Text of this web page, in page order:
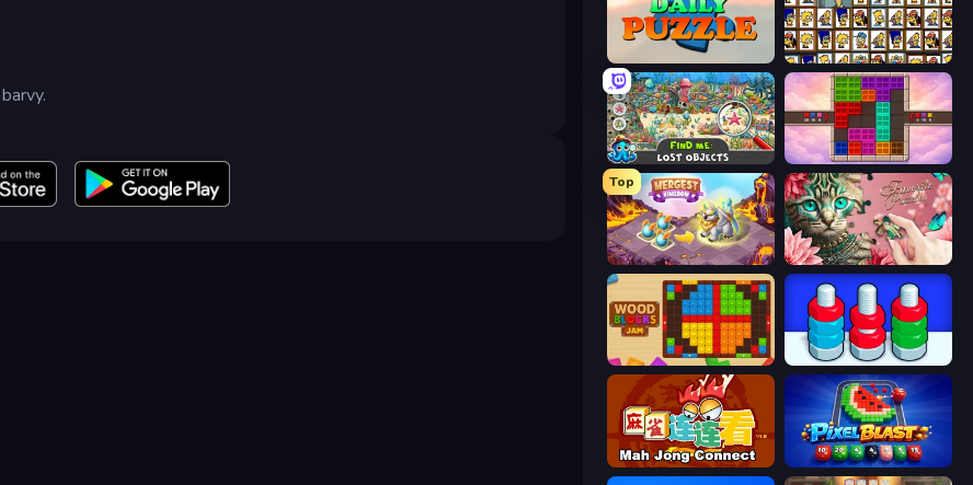
Daily Puzzle Tiles of the Simpsons
Find Me: Lost Objects Color Cube Puzzle
Top
Mergest Kingdom Favorite Puzzles
Wood Blocks Jam
Mahjong Connect (Legacy) Pixel Blast